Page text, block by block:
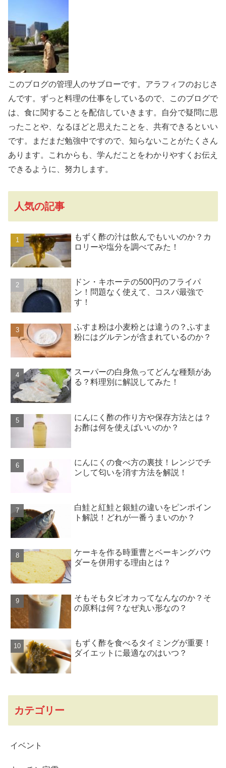
このブログの管理人のサブローです。アラフィフのおじさ
んです。ずっと料理の仕事をしているので、このブログで
は、食に関することを配信していきます。自分で疑問に思
ったことや、なるほどと思えたことを、共有できるといい
です。まだまだ勉強中ですので、知らないことがたくさん
あります。これからも、学んだことをわかりやすくお伝え
できるように、努力します。
人気の記事
もずく酢の汁は飲んでもいいのか？カ
ロリーや塩分を調べてみた！
ドン・キホーテの500円のフライパ
ン！問題なく使えて、コスパ最強で
す！
ふすま粉は小麦粉とは違うの？ふすま
粉にはグルテンが含まれているのか？
スーパーの白身魚ってどんな種類があ
る？料理別に解説してみた！
にんにく酢の作り方や保存方法とは？
お酢は何を使えばいいのか？
にんにくの食べ方の裏技！レンジでチ
ンして匂いを消す方法を解説！
白鮭と紅鮭と銀鮭の違いをピンポイン
ト解説！どれが一番うまいのか？
ケーキを作る時重曹とベーキングパウ
ダーを併用する理由とは？
そもそもタピオカってなんなのか？そ
の原料は何？なぜ丸い形なの？
もずく酢を食べるタイミングが重要！
ダイエットに最適なのはいつ？
カテゴリー
イベント